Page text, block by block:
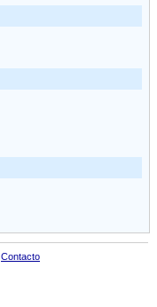
Contacto